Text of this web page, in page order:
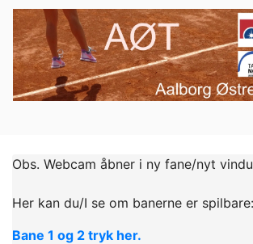
Obs. Webcam åbner i ny fane/nyt
Her kan du/I se om banerne er spilbare:
Bane 1 og 2 tryk her.